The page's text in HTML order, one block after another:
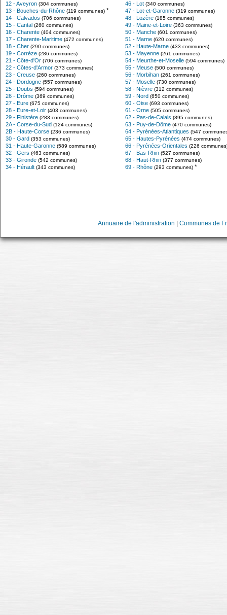
12 - Aveyron (304 communes)
13 - Bouches-du-Rhône (119 communes) *
14 - Calvados (706 communes)
15 - Cantal (260 communes)
16 - Charente (404 communes)
17 - Charente-Maritime (472 communes)
18 - Cher (290 communes)
19 - Corrèze (286 communes)
21 - Côte-d'Or (706 communes)
22 - Côtes-d'Armor (373 communes)
23 - Creuse (260 communes)
24 - Dordogne (557 communes)
25 - Doubs (594 communes)
26 - Drôme (369 communes)
27 - Eure (675 communes)
28 - Eure-et-Loir (403 communes)
29 - Finistère (283 communes)
2A - Corse-du-Sud (124 communes)
2B - Haute-Corse (236 communes)
30 - Gard (353 communes)
31 - Haute-Garonne (589 communes)
32 - Gers (463 communes)
33 - Gironde (542 communes)
34 - Hérault (343 communes)
46 - Lot (340 communes)
47 - Lot-et-Garonne (319 communes)
48 - Lozère (185 communes)
49 - Maine-et-Loire (363 communes)
50 - Manche (601 communes)
51 - Marne (620 communes)
52 - Haute-Marne (433 communes)
53 - Mayenne (261 communes)
54 - Meurthe-et-Moselle (594 communes)
55 - Meuse (500 communes)
56 - Morbihan (261 communes)
57 - Moselle (730 communes)
58 - Nièvre (312 communes)
59 - Nord (650 communes)
60 - Oise (693 communes)
61 - Orne (505 communes)
62 - Pas-de-Calais (895 communes)
63 - Puy-de-Dôme (470 communes)
64 - Pyrénées-Atlantiques (547
65 - Hautes-Pyrénées (474 communes)
66 - Pyrénées-Orientales (226
67 - Bas-Rhin (527 communes)
68 - Haut-Rhin (377 communes)
69 - Rhône (293 communes) *
Annuaire de l'administration Communes de